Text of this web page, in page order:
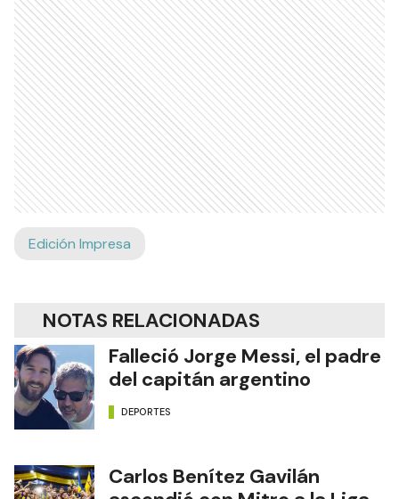
Edición Impresa
NOTAS RELACIONADAS
Falleció Jorge Messi, el padre
del capitán argentino
DEPORTES
Carlos Benítez Gavilán